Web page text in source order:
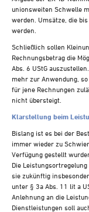
unionsweiten Schwelle
werden. Umsätze, die
werden.
Schließlich sollen
Rechnungsbetrag die
Abs. 6 UStG
mehr zur Anwendung,
für jene Rechnungen
nicht übersteigt.
Klarstellung beim
Bislang ist es bei der
immer wieder zu
Verfügung gestellt
Die
sie zukünftig
unter § 3a Abs. 11 lit a
Anlehnung an die
Dienstleistungen soll